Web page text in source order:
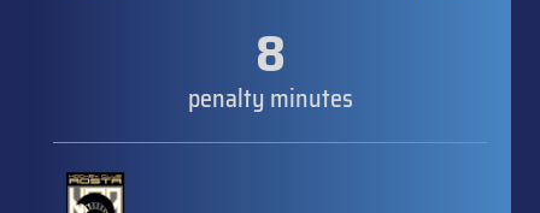
8
penalty minutes